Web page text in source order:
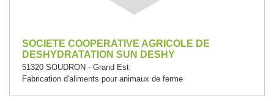
SOCIETE COOPERATIVE AGRICOLE DE
DESHYDRATATION SUN DESHY
51320 SOUDRON - Grand Est
Fabrication d'aliments pour animaux de ferme